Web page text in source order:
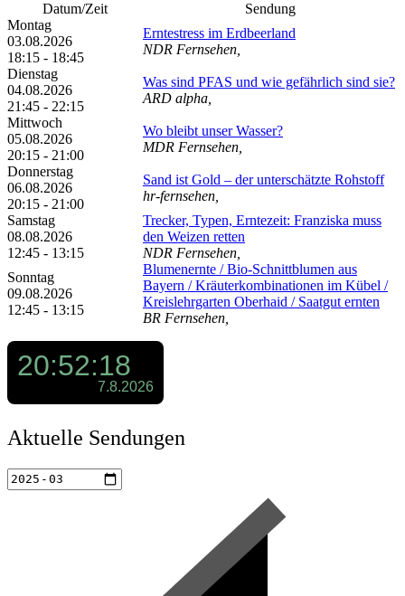
Datum/Zeit
Sendung
Montag
03.08.2026
18:15 - 18:45
Erntestress im Erdbeerland
NDR Fernsehen,
Dienstag
04.08.2026
21:45 - 22:15
Was sind PFAS und wie gefährlich sind sie?
ARD alpha,
Mittwoch
05.08.2026
20:15 - 21:00
Wo bleibt unser Wasser?
MDR Fernsehen,
Donnerstag
06.08.2026
20:15 - 21:00
Sand ist Gold – der unterschätzte Rohstoff
hr-fernsehen,
Samstag
08.08.2026
12:45 - 13:15
Trecker, Typen, Erntezeit: Franziska muss
den Weizen retten
NDR Fernsehen,
Sonntag
09.08.2026
12:45 - 13:15
Blumenernte /​ Bio-Schnittblumen aus
Bayern /​ Kräuterkombinationen im Kübel /​
Kreislehrgarten Oberhaid /​ Saatgut ernten
BR Fernsehen,
Aktuelle Sendungen